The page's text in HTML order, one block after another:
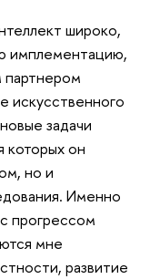
широко,
имплементацию,
партнером
искусственного
задачи
которых он
но и
Именно
прогрессом
мне
развитие